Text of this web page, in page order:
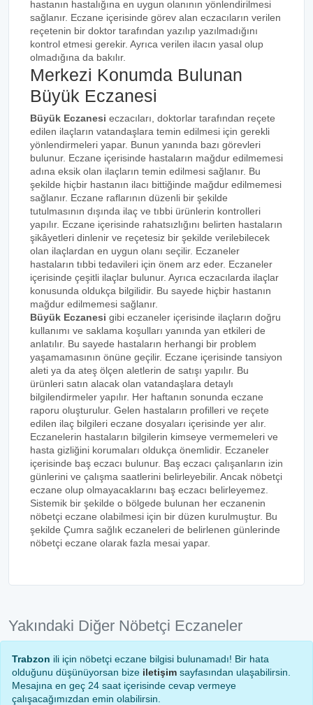
hastanın hastalığına en uygun olanının yönlendirilmesi
sağlanır. Eczane içerisinde görev alan eczacıların verilen
reçetenin bir doktor tarafından yazılıp yazılmadığını
kontrol etmesi gerekir. Ayrıca verilen ilacın yasal olup
olmadığına da bakılır.
Merkezi Konumda Bulunan
Büyük Eczanesi
Büyük Eczanesi eczacıları, doktorlar tarafından reçete
edilen ilaçların vatandaşlara temin edilmesi için gerekli
yönlendirmeleri yapar. Bunun yanında bazı görevleri
bulunur. Eczane içerisinde hastaların mağdur edilmemesi
adına eksik olan ilaçların temin edilmesi sağlanır. Bu
şekilde hiçbir hastanın ilacı bittiğinde mağdur edilmemesi
sağlanır. Eczane raflarının düzenli bir şekilde
tutulmasının dışında ilaç ve tıbbi ürünlerin kontrolleri
yapılır. Eczane içerisinde rahatsızlığını belirten hastaların
şikâyetleri dinlenir ve reçetesiz bir şekilde verilebilecek
olan ilaçlardan en uygun olanı seçilir. Eczaneler
hastaların tıbbi tedavileri için önem arz eder. Eczaneler
içerisinde çeşitli ilaçlar bulunur. Ayrıca eczacılarda ilaçlar
konusunda oldukça bilgilidir. Bu sayede hiçbir hastanın
mağdur edilmemesi sağlanır.
Büyük Eczanesi gibi eczaneler içerisinde ilaçların doğru
kullanımı ve saklama koşulları yanında yan etkileri de
anlatılır. Bu sayede hastaların herhangi bir problem
yaşamamasının önüne geçilir. Eczane içerisinde tansiyon
aleti ya da ateş ölçen aletlerin de satışı yapılır. Bu
ürünleri satın alacak olan vatandaşlara detaylı
bilgilendirmeler yapılır. Her haftanın sonunda eczane
raporu oluşturulur. Gelen hastaların profilleri ve reçete
edilen ilaç bilgileri eczane dosyaları içerisinde yer alır.
Eczanelerin hastaların bilgilerin kimseye vermemeleri ve
hasta gizliğini korumaları oldukça önemlidir. Eczaneler
içerisinde baş eczacı bulunur. Baş eczacı çalışanların izin
günlerini ve çalışma saatlerini belirleyebilir. Ancak nöbetçi
eczane olup olmayacaklarını baş eczacı belirleyemez.
Sistemik bir şekilde o bölgede bulunan her eczanenin
nöbetçi eczane olabilmesi için bir düzen kurulmuştur. Bu
şekilde Çumra sağlık eczaneleri de belirlenen günlerinde
nöbetçi eczane olarak fazla mesai yapar.
Yakındaki Diğer Nöbetçi Eczaneler
Trabzon ili için nöbetçi eczane bilgisi bulunamadı! Bir hata
olduğunu düşünüyorsan bize iletişim sayfasından ulaşabilirsin.
Mesajına en geç 24 saat içerisinde cevap vermeye
çalışacağımızdan emin olabilirsin.